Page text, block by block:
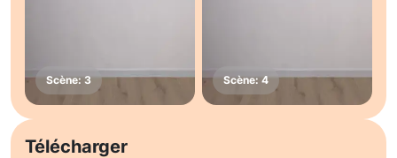
Télécharger